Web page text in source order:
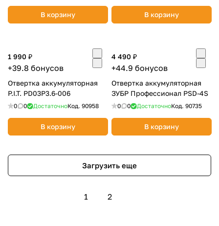
В корзину В корзину
1 990 ₽
+39.8 бонусов
Отвертка аккумуляторная
P.I.T. PD03P3.6-006
0 0 ДостаточноКод. 90958
В корзину
4 490 ₽
+44.9 бонусов
Отвертка аккумуляторная
ЗУБР Профессионал PSD-4S
0 0 ДостаточноКод. 90735
В корзину
Загрузить еще
1 2